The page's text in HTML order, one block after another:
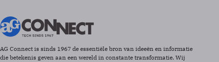
AG Connect is sinds 1967 de essentiële bron van ideeën en informatie
die betekenis geven aan een wereld in constante transformatie. Wij